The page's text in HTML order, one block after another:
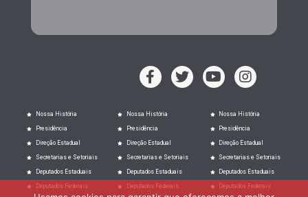
Nossa História
Presidência
Direção Estadual
Secretarias e Setoriais
Deputados Estaduais
Deputados Federais
Nossa História
Presidência
Direção Estadual
Secretarias e Setoriais
Deputados Estaduais
Deputados Federais
Nossa História
Presidência
Direção Estadual
Secretarias e Setoriais
Deputados Estaduais
Deputados Federais